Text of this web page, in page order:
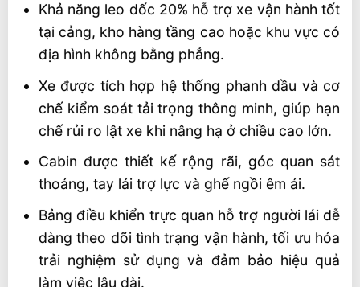
Khả năng leo dốc 20% hỗ trợ xe vận hành tốt
tại cảng, kho hàng tầng cao hoặc khu vực có
địa hình không bằng phẳng.
Xe được tích hợp hệ thống phanh dầu và cơ
chế kiểm soát tải trọng thông minh, giúp hạn
chế rủi ro lật xe khi nâng hạ ở chiều cao lớn.
Cabin được thiết kế rộng rãi, góc quan sát
thoáng, tay lái trợ lực và ghế ngồi êm ái.
Bảng điều khiển trực quan hỗ trợ người lái dễ
dàng theo dõi tình trạng vận hành, tối ưu hóa
trải nghiệm sử dụng và đảm bảo hiệu quả
làm việc lâu dài.